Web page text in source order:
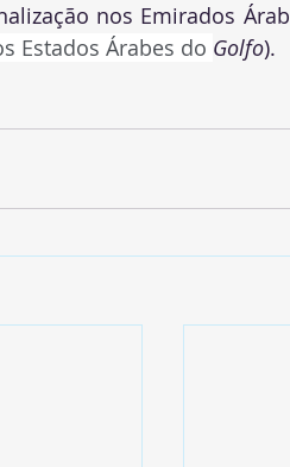
nos Emirados
Estados Árabes do Golfo).